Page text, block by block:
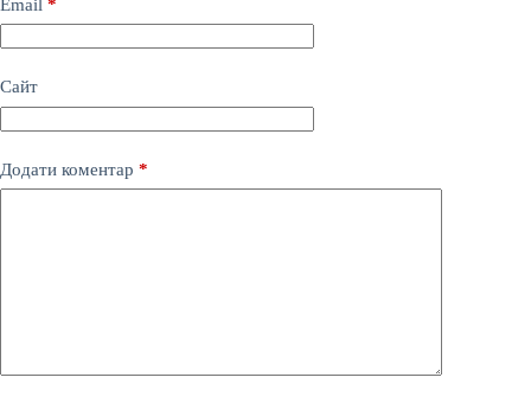
Email *
Сайт
Додати коментар *